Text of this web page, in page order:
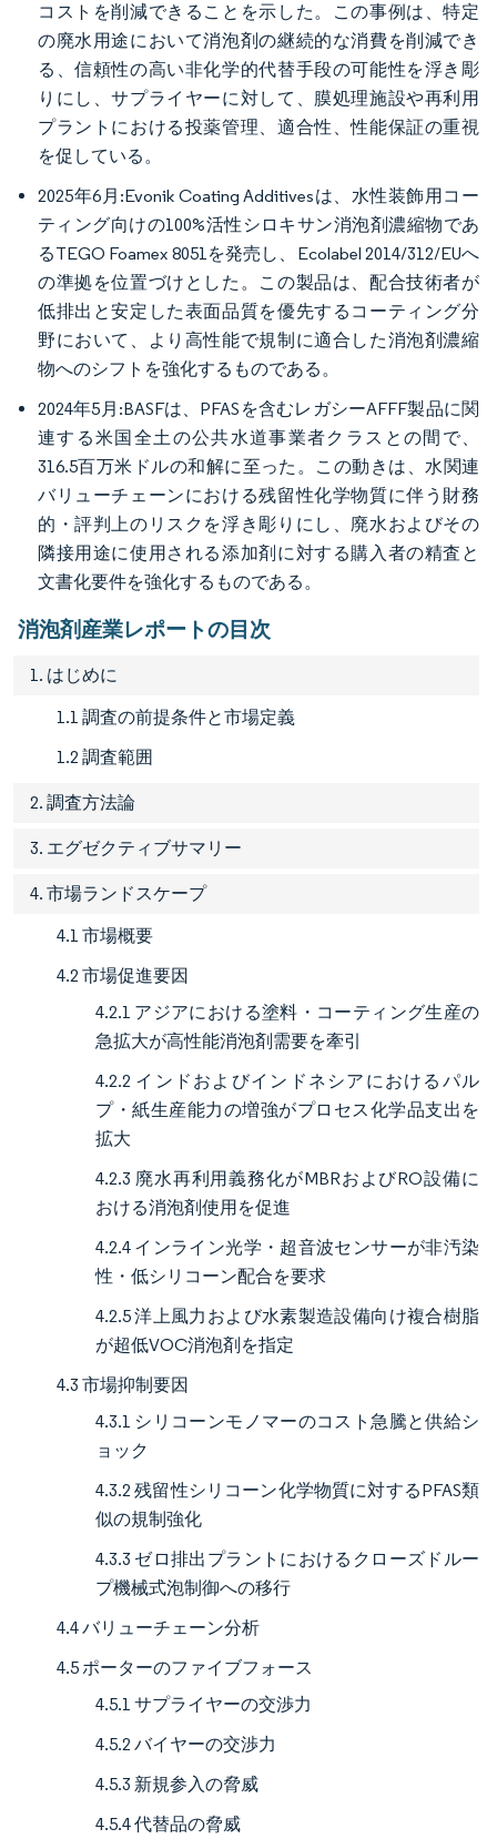
コストを削減できることを示した。この事例は、特定
の廃水用途において消泡剤の継続的な消費を削減でき
る、信頼性の高い非化学的代替手段の可能性を浮き彫
りにし、サプライヤーに対して、膜処理施設や再利用
プラントにおける投薬管理、適合性、性能保証の重視
を促している。
2025年6月:Evonik Coating Additivesは、水性装飾用コー
ティング向けの100%活性シロキサン消泡剤濃縮物であ
るTEGO Foamex 8051を発売し、Ecolabel 2014/312/EUへ
の準拠を位置づけとした。この製品は、配合技術者が
低排出と安定した表面品質を優先するコーティング分
野において、より高性能で規制に適合した消泡剤濃縮
物へのシフトを強化するものである。
2024年5月:BASFは、PFASを含むレガシーAFFF製品に関
連する米国全土の公共水道事業者クラスとの間で、
316.5百万米ドルの和解に至った。この動きは、水関連
バリューチェーンにおける残留性化学物質に伴う財務
的・評判上のリスクを浮き彫りにし、廃水およびその
隣接用途に使用される添加剤に対する購入者の精査と
文書化要件を強化するものである。
消泡剤産業レポートの目次
1. はじめに
1.1 調査の前提条件と市場定義
1.2 調査範囲
2. 調査方法論
3. エグゼクティブサマリー
4. 市場ランドスケープ
4.1 市場概要
4.2 市場促進要因
4.2.1 アジアにおける塗料・コーティング生産の
急拡大が高性能消泡剤需要を牽引
4.2.2 インドおよびインドネシアにおけるパル
プ・紙生産能力の増強がプロセス化学品支出を
拡大
4.2.3 廃水再利用義務化がMBRおよびRO設備に
おける消泡剤使用を促進
4.2.4 インライン光学・超音波センサーが非汚染
性・低シリコーン配合を要求
4.2.5 洋上風力および水素製造設備向け複合樹脂
が超低VOC消泡剤を指定
4.3 市場抑制要因
4.3.1 シリコーンモノマーのコスト急騰と供給シ
ョック
4.3.2 残留性シリコーン化学物質に対するPFAS類
似の規制強化
4.3.3 ゼロ排出プラントにおけるクローズドルー
プ機械式泡制御への移行
4.4 バリューチェーン分析
4.5 ポーターのファイブフォース
4.5.1 サプライヤーの交渉力
4.5.2 バイヤーの交渉力
4.5.3 新規参入の脅威
4.5.4 代替品の脅威